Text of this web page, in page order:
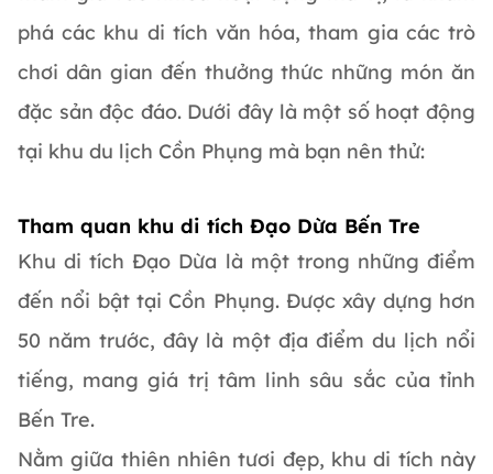
phá các khu di tích văn hóa, tham gia các trò
chơi dân gian đến thưởng thức những món ăn
đặc sản độc đáo. Dưới đây là một số hoạt động
tại khu du lịch Cồn Phụng mà bạn nên thử:
Tham quan khu di tích Đạo Dừa Bến Tre
Khu di tích Đạo Dừa là một trong những điểm
đến nổi bật tại Cồn Phụng. Được xây dựng hơn
50 năm trước, đây là một địa điểm du lịch nổi
tiếng, mang giá trị tâm linh sâu sắc của tỉnh
Bến Tre.
Nằm giữa thiên nhiên tươi đẹp, khu di tích này